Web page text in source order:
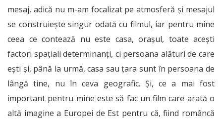
mesaj, adică nu m-am focalizat pe atmosferă și mesajul
se construiește singur odată cu filmul, iar pentru mine
ceea ce contează nu este casa, orașul, toate acești
factori spațiali determinanți, ci persoana alături de care
ești și, până la urmă, casa sau țara sunt în persoana de
lângă tine, nu în ceva geografic. Și, ce a mai fost
important pentru mine este să fac un film care arată o
altă imagine a Europei de Est pentru că, fiind româncă